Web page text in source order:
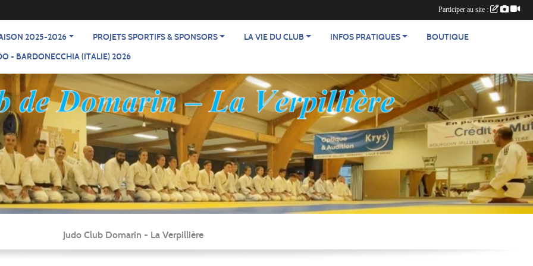
2025-2026 PROJETS SPORTIFS & SPONSORS LA VIE DU CLUB INFOS PRATIQUES
BOUTIQUE
- BARDONECCHIA (ITALIE) 2026
Judo Club Domarin - La Verpillière
Participer au site :